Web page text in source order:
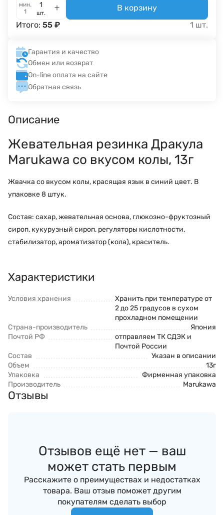
мин.
1
шт.
В корзину
Итого: 55 ₽ 1 шт.
Гарантия и качество
Обмен или возврат
On-line оплата на сайте
Обратная связь
Описание
Жевательная резинка Дракула
Marukawa со вкусом колы, 13г
Жвачка со вкусом колы, красящая язык в синий цвет. В
упаковке 8 штук.
Состав: сахар, жевательная основа, глюкозно-фруктозный
сироп, кукурузный сироп, регуляторы кислотности,
стабилизатор, ароматизатор (кола), краситель.
Характеристики
Условия хранения
Хранить при температуре от
2 до 25 градусов в сухом
прохладном помещении
Страна-производитель
Япония
Почтой РФ
отправляем ТК СДЭК и
Почтой России
Состав
Указан в описании
Объем
13г
Упаковка
Фирменная упаковка
Производитель
Marukawa
Отзывы
Отзывов ещё нет — ваш
может стать первым
Расскажите о преимуществах и недостатках
товара. Ваш отзыв поможет другим
покупателям сделать выбор